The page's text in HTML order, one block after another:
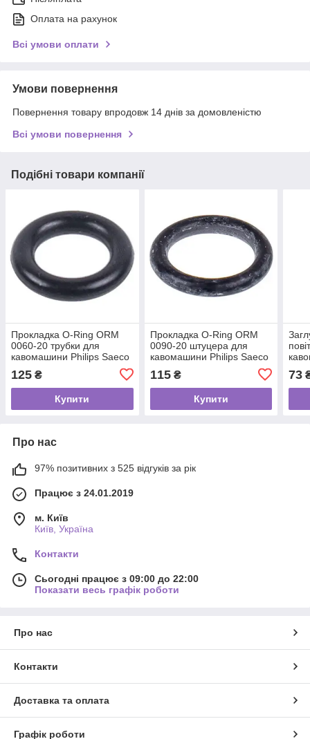
Оплата на рахунок
Всі умови оплати
Умови повернення
Повернення товару впродовж 14 днів за домовленістю
Всі умови повернення
Подібні товари компанії
Прокладка O-Ring ORM
0060-20 трубки для
кавомашини Philips Saeco
125 ₴
Купити
Прокладка O-Ring ORM
0090-20 штуцера для
кавомашини Philips Saeco
115₴
Купити
73
Про нас
97% позитивних з 525 відгуків за рік
Працює з 24.01.2019
м. Київ
Київ, Україна
Контакти
Сьогодні працює з 09:00 до 22:00
Показати весь графік роботи
Про нас
Контакти
Доставка та оплата
Графік роботи